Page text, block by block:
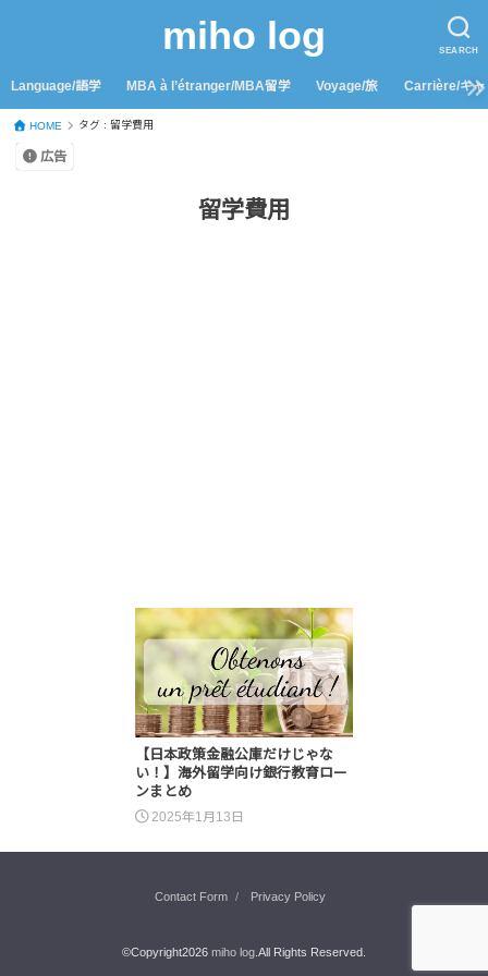
SEARCH
miho log
Language/語学 MBA à l’étranger/MBA留学 Voyage/旅 Carrière/キャ
HOME タグ : 留学費用
広告
留学費用
【日本政策金融公庫だけじゃな
い！】海外留学向け銀行教育ロー
ンまとめ
2025年1月13日
Contact Form Privacy Policy
©Copyright2026 miho log.All Rights Reserved.